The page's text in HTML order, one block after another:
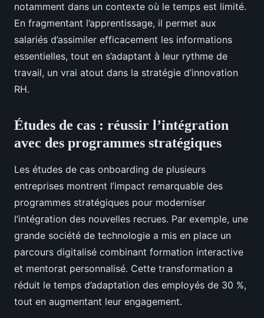
notamment dans un contexte où le temps est limité.
En fragmentant l’apprentissage, il permet aux
salariés d’assimiler efficacement les informations
essentielles, tout en s’adaptant à leur rythme de
travail, un vrai atout dans la stratégie d’innovation
RH.
Études de cas : réussir l’intégration
avec des programmes stratégiques
Les études de cas onboarding de plusieurs
entreprises montrent l’impact remarquable des
programmes stratégiques pour moderniser
l’intégration des nouvelles recrues. Par exemple, une
grande société de technologie a mis en place un
parcours digitalisé combinant formation interactive
et mentorat personnalisé. Cette transformation a
réduit le temps d’adaptation des employés de 30 %,
tout en augmentant leur engagement.